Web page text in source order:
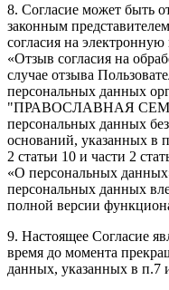
8. Согласие может быть
законным
согласия на
«Отзыв согласия на
случае отзыва
персональных данных
"ПРАВОСЛАВНАЯ
персональных данных
оснований, указанных в
2 статьи 10 и части 2
«О персональных
персональных данных
полной версии
9. Настоящее Согласие
время до момента
данных, указанных в п.7